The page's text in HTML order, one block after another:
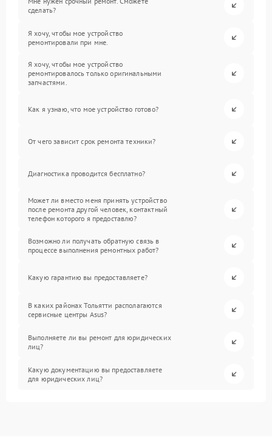
сделать?
Я хочу, чтобы мое устройство
ремонтировали при мне.
Я хочу, чтобы мое устройство
ремонтировалось только оригинальными
запчастями.
Как я узнаю, что мое устройство готово?
От чего зависит срок ремонта техники?
Диагностика проводится бесплатно?
Может ли вместо меня принять устройство
после ремонта другой человек, контактный
телефон которого я предоставлю?
Возможно ли получать обратную связь в
процессе выполнения ремонтных работ?
Какую гарантию вы предоставляете?
В каких районах Тольятти располагаются
сервисные центры Asus?
Выполняете ли вы ремонт для юридических
лиц?
Какую документацию вы предоставляете
для юридических лиц?